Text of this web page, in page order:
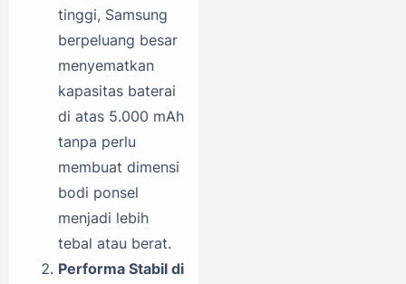
tinggi, Samsung
berpeluang besar
menyematkan
kapasitas baterai
di atas 5.000 mAh
tanpa perlu
membuat dimensi
bodi ponsel
menjadi lebih
tebal atau berat.
Performa Stabil di